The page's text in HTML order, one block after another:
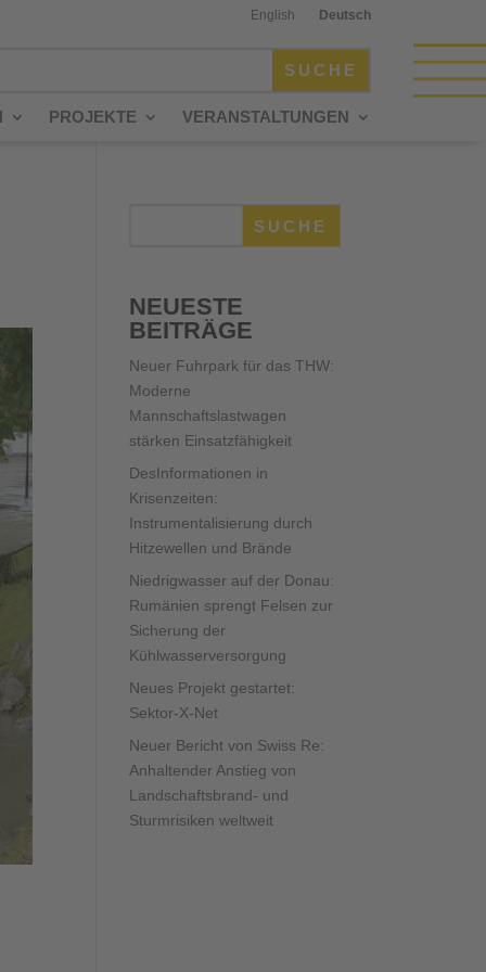
English Deutsch
PROJEKTE VERANSTALTUNGEN
SUCHE
NEUESTE
BEITRÄGE
Neuer Fuhrpark für das THW:
Moderne
Mannschaftslastwagen
stärken Einsatzfähigkeit
DesInformationen in
Krisenzeiten:
Instrumentalisierung durch
Hitzewellen und Brände
Niedrigwasser auf der Donau:
Rumänien sprengt Felsen zur
Sicherung der
Kühlwasserversorgung
Neues Projekt gestartet:
Sektor-X-Net
Neuer Bericht von Swiss Re:
Anhaltender Anstieg von
Landschaftsbrand- und
Sturmrisiken weltweit